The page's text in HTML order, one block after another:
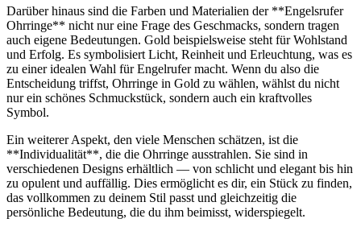
Darüber hinaus sind die ‍Farben und ​Materialien​ der **Engelsrufer​
Ohrringe** nicht nur eine Frage des ‌Geschmacks,‍ sondern tragen
auch eigene‍ Bedeutungen. ⁢Gold beispielsweise steht ‍für ‌Wohlstand
und Erfolg. Es symbolisiert Licht, Reinheit​ und⁤ Erleuchtung, was es
zu einer idealen Wahl für Engelrufer macht. Wenn du also die
Entscheidung triffst, ⁢Ohrringe in Gold zu wählen, wählst du nicht
nur ein schönes ‍Schmuckstück, sondern auch ein kraftvolles​
Symbol.
Ein weiterer Aspekt, den ⁢viele Menschen⁢ schätzen, ist die
**Individualität**, die die Ohrringe ausstrahlen. Sie sind in
verschiedenen Designs erhältlich — von schlicht und elegant ‍bis hin‍
zu opulent⁢ und auffällig. Dies ermöglicht es‍ dir, ein Stück ​zu​ finden,​
das vollkommen zu deinem Stil ​passt‍ und gleichzeitig die
persönliche Bedeutung, die‌ du ihm beimisst, widerspiegelt.